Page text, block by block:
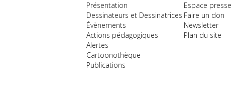
Présentation
Dessinateurs et Dessinatrices
Évènements
Actions pédagogiques
Alertes
Cartoonothèque
Publications
Espace presse
Faire un don
Newsletter
Plan du site